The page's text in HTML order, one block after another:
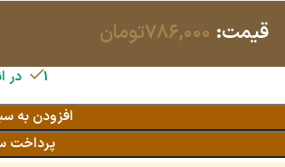
قیمت: ۷۸۶,۰۰۰تومان
1 در انبار
افزودن به
پرداخت